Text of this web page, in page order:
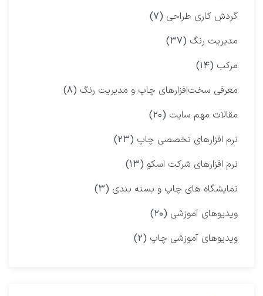
گردش کاری طراحی (۷)
مدیریت رنگ (۳۷)
مرکب (۱۴)
معرفی سخت‌افزارهای چاپ و مدیریت رنگ (۸)
مقالات مهم سایت (۲۰)
نرم افزارهای تخصصی چاپ (۲۳)
نرم افزارهای شرکت اسکو (۱۳)
نمایشگاه‌ های چاپ و بسته بندی (۳)
ویدیوهای آموزشی (۲۰)
ویدیوهای آموزشی چاپ (۲)